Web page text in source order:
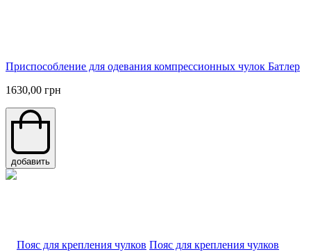
Приспособление для одевания компрессионных чулок Батлер
1630,00 грн
добавить
Пояс для крепления чулков